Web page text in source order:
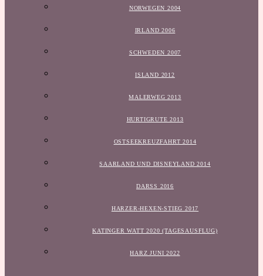
NORWEGEN 2004
IRLAND 2006
SCHWEDEN 2007
ISLAND 2012
MALERWEG 2013
HURTIGRUTE 2013
OSTSEEKREUZFAHRT 2014
SAARLAND UND DISNEYLAND 2014
DARSS 2016
HARZER-HEXEN-STIEG 2017
KATINGER WATT 2020 (TAGESAUSFLUG)
HARZ JUNI 2022